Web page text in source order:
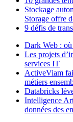
Stockage
Storage offre
9 défis de
Dark Web : où
Les projets
services IT
ActiveViam
métiers
Databricks
Intelligence
données des